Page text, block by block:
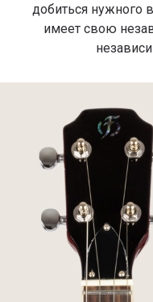
добиться нужного
имеет свою